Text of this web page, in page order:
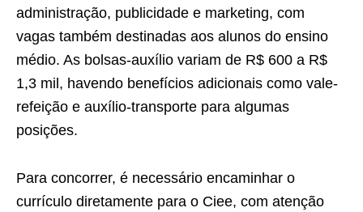
administração, publicidade e marketing, com
vagas também destinadas aos alunos do ensino
médio. As bolsas-auxílio variam de R$ 600 a R$
1,3 mil, havendo benefícios adicionais como vale-
refeição e auxílio-transporte para algumas
posições.
Para concorrer, é necessário encaminhar o
currículo diretamente para o Ciee, com atenção